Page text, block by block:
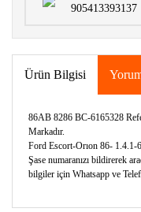
905413393137
Ürün Bilgisi
86AB 8286 BC-6165328
Markadır.
Ford Escort-Orıon 86-
Şase numaranızı bildirerek
bilgiler için Whatsapp ve